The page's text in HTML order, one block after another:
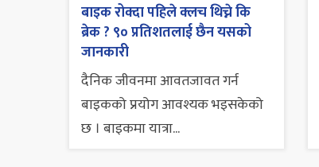
बाइक रोक्दा पहिले क्लच थिच्ने कि
ब्रेक ? ९० प्रतिशतलाई छैन यसको
जानकारी
दैनिक जीवनमा आवतजावत गर्न
बाइकको प्रयोग आवश्यक भइसकेको
छ । बाइकमा यात्रा...